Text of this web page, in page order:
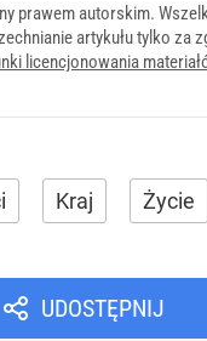
prawem autorskim.
artykułu tylko za
licencjonowania
Kraj Życie
UDOSTĘPNIJ